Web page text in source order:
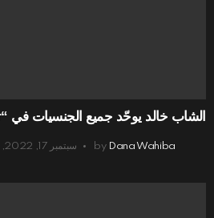
الشاب خالد يوحّد جميع الجنسيات في “come together”
by Dana Wahiba سبتمبر 17, 2022, 8:57 م